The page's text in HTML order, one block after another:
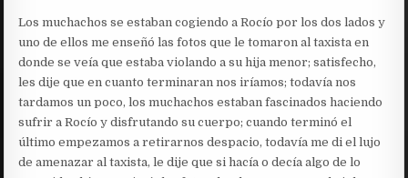
Los muchachos se estaban cogiendo a Rocío por los dos lados y
uno de ellos me enseñó las fotos que le tomaron al taxista en
donde se veía que estaba violando a su hija menor; satisfecho,
les dije que en cuanto terminaran nos iríamos; todavía nos
tardamos un poco, los muchachos estaban fascinados haciendo
sufrir a Rocío y disfrutando su cuerpo; cuando terminó el
último empezamos a retirarnos despacio, todavía me di el lujo
de amenazar al taxista, le dije que si hacía o decía algo de lo